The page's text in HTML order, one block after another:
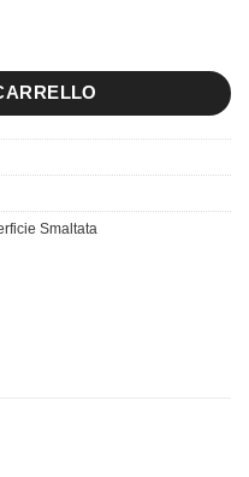
Smaltata